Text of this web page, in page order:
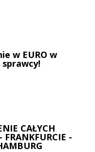
w EURO w
sprawcy!
CAŁYCH
-